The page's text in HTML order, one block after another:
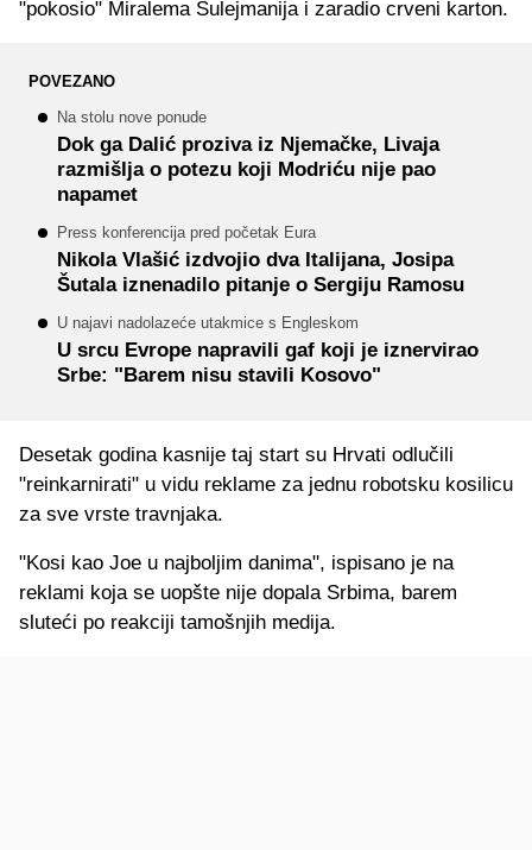
"pokosio" Miralema Sulejmanija i zaradio crveni karton.
POVEZANO
Na stolu nove ponude
Dok ga Dalić proziva iz Njemačke, Livaja
razmišlja o potezu koji Modriću nije pao
napamet
Press konferencija pred početak Eura
Nikola Vlašić izdvojio dva Italijana, Josipa
Šutala iznenadilo pitanje o Sergiju Ramosu
U najavi nadolazeće utakmice s Engleskom
U srcu Evrope napravili gaf koji je iznervirao
Srbe: "Barem nisu stavili Kosovo"
Desetak godina kasnije taj start su Hrvati odlučili
"reinkarnirati" u vidu reklame za jednu robotsku kosilicu
za sve vrste travnjaka.
"Kosi kao Joe u najboljim danima", ispisano je na
reklami koja se uopšte nije dopala Srbima, barem
sluteći po reakciji tamošnjih medija.